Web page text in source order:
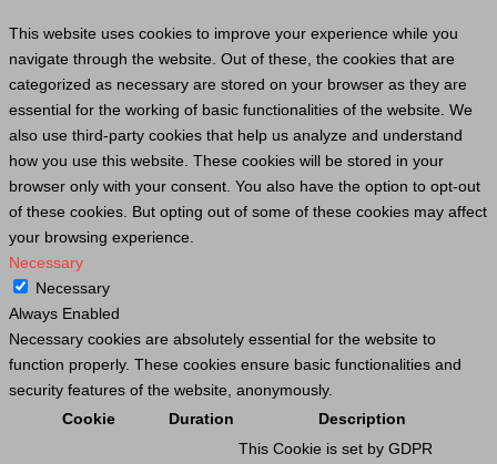
This website uses cookies to improve your experience while you
navigate through the website. Out of these, the cookies that are
categorized as necessary are stored on your browser as they are
essential for the working of basic functionalities of the website. We
also use third-party cookies that help us analyze and understand
how you use this website. These cookies will be stored in your
browser only with your consent. You also have the option to opt-out
of these cookies. But opting out of some of these cookies may affect
your browsing experience.
Necessary
Necessary
Always Enabled
Necessary cookies are absolutely essential for the website to
function properly. These cookies ensure basic functionalities and
security features of the website, anonymously.
Cookie
Duration Description
This Cookie is set by GDPR